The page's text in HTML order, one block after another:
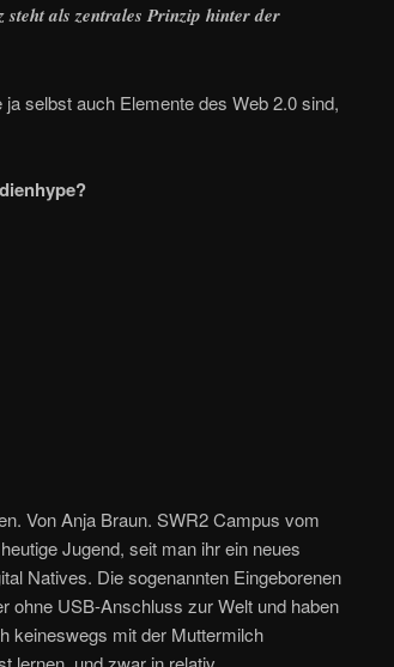
als zentrales Prinzip hinter der
ja selbst auch Elemente des Web 2.0 sind,
Von Anja Braun. SWR2 Campus vom
Jugend, seit man ihr ein neues
Natives. Die sogenannten Eingeborenen
ohne USB-Anschluss zur Welt und haben
keineswegs mit der Muttermilch